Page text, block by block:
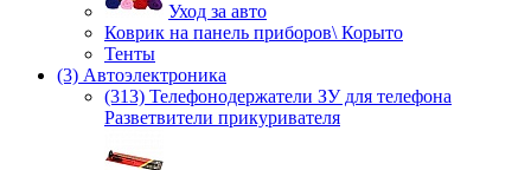
Уход за авто
Коврик на панель приборов\ Корыто
Тенты
(3) Автоэлектроника
(313) Телефонодержатели ЗУ для телефона
Разветвители прикуривателя